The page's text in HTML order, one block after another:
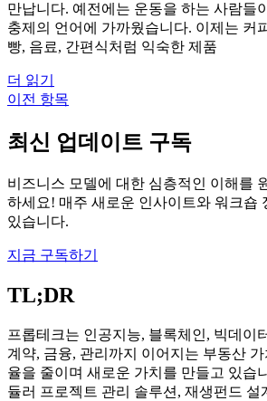
만납니다. 예전에는 운동을 하는 사람들
충제의 언어에 가까웠습니다. 이제는 커
빵, 음료, 간편식처럼 익숙한 제품
더 읽기
이전 항목
최신 업데이트 구독
비즈니스 모델에 대한 심층적인 이해를
하세요! 매주 새로운 인사이트와 워크숍
있습니다.
지금 구독하기
TL;DR
프롭테크는 인공지능, 블록체인, 빅데이
계약, 금융, 관리까지 이어지는 부동산
율을 줄이며 새로운 가치를 만들고 있습
듈러 프로젝트 관리 솔루션, 재생펀드 설